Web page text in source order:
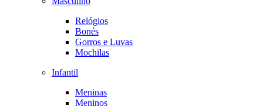
Relógios
Bonés
Gorros e Luvas
Mochilas
Infantil
Meninas
Meninos